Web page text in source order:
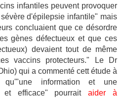
infantiles peuvent provoquer
d'épilepsie infantile" mais
concluaient que ce désordre
gènes défectueux et que ces
devaient tout de même
vaccins protecteurs." Le Dr
qui a commenté cett étude à
information et une
et efficace" pourraitaider à